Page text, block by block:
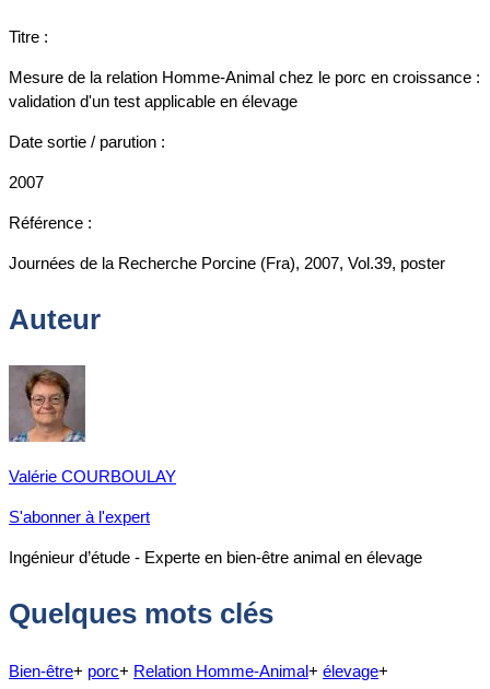
Titre :
Mesure de la relation Homme-Animal chez le porc en croissance :
validation d'un test applicable en élevage
Date sortie / parution :
2007
Référence :
Journées de la Recherche Porcine (Fra), 2007, Vol.39, poster
Auteur
Valérie COURBOULAY
S'abonner à l'expert
Ingénieur d’étude - Experte en bien-être animal en élevage
Quelques mots clés
Bien-être+ porc+ Relation Homme-Animal+ élevage+